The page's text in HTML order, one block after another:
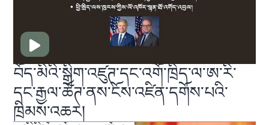
བོད་མིའི་སྒྲིག་འཛུཊ་དང་འགོ་ཁྲིད་ལ་ཨ་རི་
དང་རྒྱལ་ཚོཊ་ནས་ངོས་འཛིན་དགོས་པའི་
ཁྲིམས་འཆར།